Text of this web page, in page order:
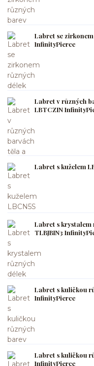
Labret se
InfinityPierce
Labret v různých
LBTCZIN
Labret s kuželem
Labret s krystalem
TLBJBIN3
Labret s kuličkou
InfinityPierce
Labret s kuličkou
InfinityPierce